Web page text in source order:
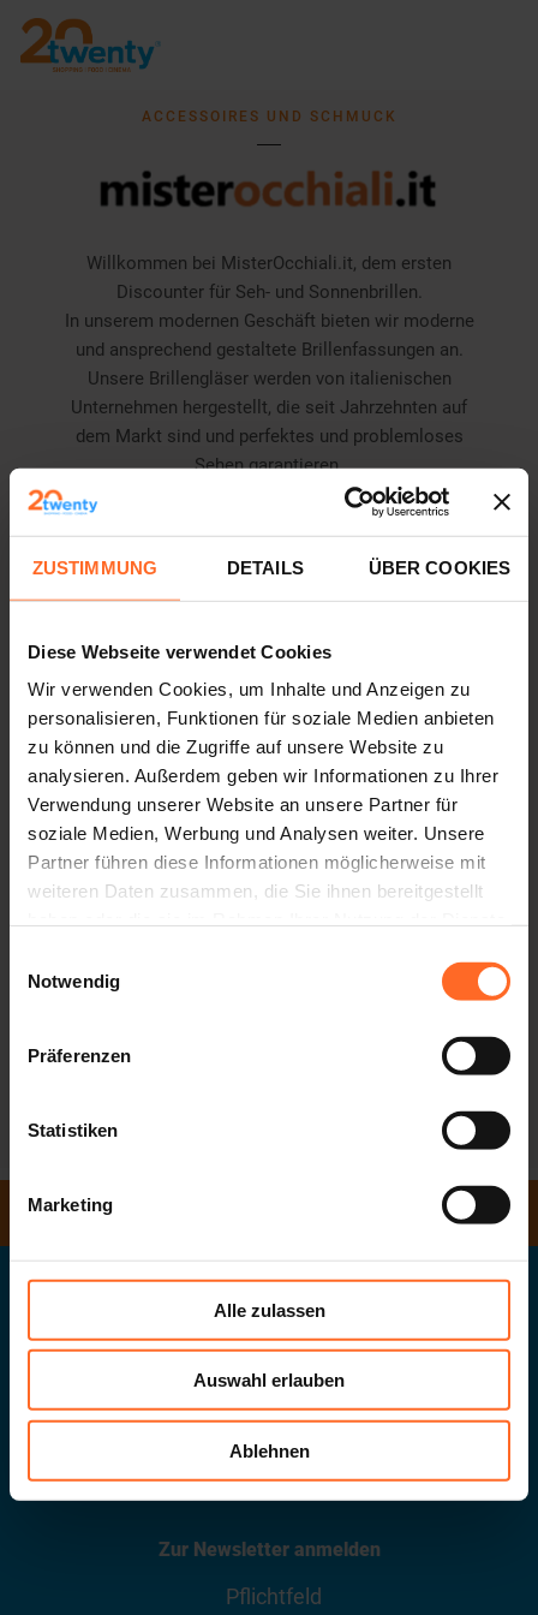
ZUSTIMMUNG DETAILS ÜBER COOKIES
Diese Webseite verwendet Cookies
Wir verwenden Cookies, um Inhalte und Anzeigen zu
personalisieren, Funktionen für soziale Medien anbieten
zu können und die Zugriffe auf unsere Website zu
analysieren. Außerdem geben wir Informationen zu Ihrer
Verwendung unserer Website an unsere Partner für
soziale Medien, Werbung und Analysen weiter. Unsere
Partner führen diese Informationen möglicherweise mit
weiteren Daten zusammen, die Sie ihnen bereitgestellt
Notwendig
Präferenzen
Statistiken
Marketing
Alle zulassen
Auswahl erlauben
Ablehnen
ACCESSOIRES UND SCHMUCK
Willkommen bei MisterOcchiali.it, dem ersten
Discounter für Seh- und Sonnenbrillen.
In unserem modernen Geschäft bieten wir moderne
und ansprechend gestaltete Brillenfassungen an.
Unsere Brillengläser werden von italienischen
Unternehmen hergestellt, die seit Jahrzehnten auf
dem Markt sind und perfektes und problemloses
Sehen garantieren.
Bei MisterOcchiali.it findest du das Fachwissen von
Optikern mit langjähriger Erfahrung, die mit
Vertraue auf die über 50-jährige Erfahrung von
Misterocchiali.it.
0471 - 347295
bolzano@misterocchiali.it
39100Bozen.MwSt-Nr.
Zur Newsletter anmelden